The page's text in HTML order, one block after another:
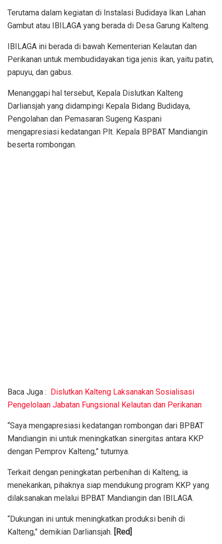
Terutama dalam kegiatan di Instalasi Budidaya Ikan Lahan
Gambut atau IBILAGA yang berada di Desa Garung Kalteng.
IBILAGA ini berada di bawah Kementerian Kelautan dan
Perikanan untuk membudidayakan tiga jenis ikan, yaitu patin,
papuyu, dan gabus.
Menanggapi hal tersebut, Kepala Dislutkan Kalteng
Darliansjah yang didampingi Kepala Bidang Budidaya,
Pengolahan dan Pemasaran Sugeng Kaspani
mengapresiasi kedatangan Plt. Kepala BPBAT Mandiangin
beserta rombongan.
Baca Juga : Dislutkan Kalteng Laksanakan Sosialisasi
Pengelolaan Jabatan Fungsional Kelautan dan Perikanan
“Saya mengapresiasi kedatangan rombongan dari BPBAT
Mandiangin ini untuk meningkatkan sinergitas antara KKP
dengan Pemprov Kalteng,” tuturnya.
Terkait dengan peningkatan perbenihan di Kalteng, ia
menekankan, pihaknya siap mendukung program KKP yang
dilaksanakan melalui BPBAT Mandiangin dan IBILAGA.
“Dukungan ini untuk meningkatkan produksi benih di
Kalteng,” demikian Darliansjah. [Red]